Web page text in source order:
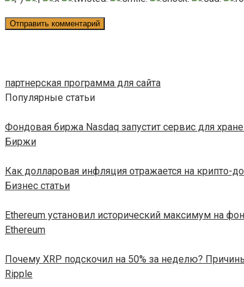
партнерская программа для сайта
Популярные статьи
Фондовая биржа Nasdaq запустит сервис для
Биржи
Как долларовая инфляция отражается на крипто-
Бизнес статьи
Ethereum установил исторический максимум на
Ethereum
Почему XRP подскочил на 50% за неделю?
Ripple